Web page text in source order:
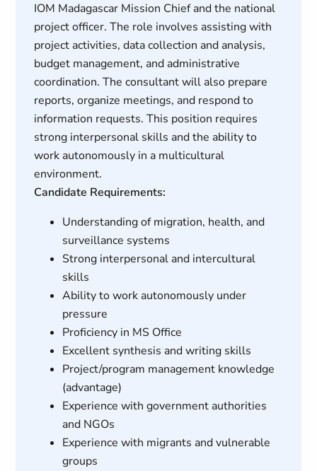
IOM Madagascar Mission Chief and the national
project officer. The role involves assisting with
project activities, data collection and analysis,
budget management, and administrative
coordination. The consultant will also prepare
reports, organize meetings, and respond to
information requests. This position requires
strong interpersonal skills and the ability to
work autonomously in a multicultural
environment.
Candidate Requirements:
Understanding of migration, health, and
surveillance systems
Strong interpersonal and intercultural
skills
Ability to work autonomously under
pressure
Proficiency in MS Office
Excellent synthesis and writing skills
Project/program management knowledge
(advantage)
Experience with government authorities
and NGOs
Experience with migrants and vulnerable
groups